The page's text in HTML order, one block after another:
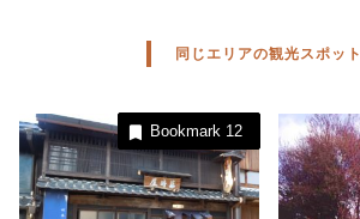
同じエリアの観光スポット
Bookmark 12